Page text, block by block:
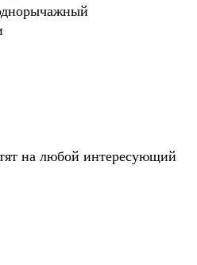
на любой интересующий